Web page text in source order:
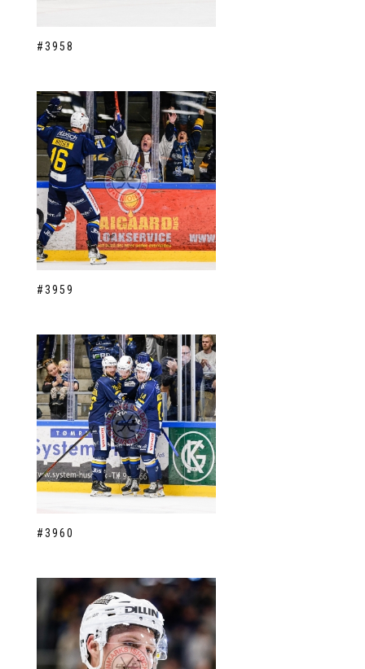
#3958
#3959
#3960